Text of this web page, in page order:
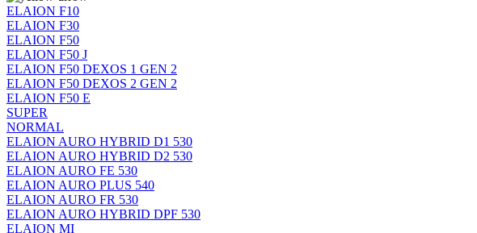
ELAION F10
ELAION F30
ELAION F50
ELAION F50 J
ELAION F50 DEXOS 1 GEN 2
ELAION F50 DEXOS 2 GEN 2
ELAION F50 E
SUPER
NORMAL
ELAION AURO HYBRID D1 530
ELAION AURO HYBRID D2 530
ELAION AURO FE 530
ELAION AURO PLUS 540
ELAION AURO FR 530
ELAION AURO HYBRID DPF 530
ELAION MI